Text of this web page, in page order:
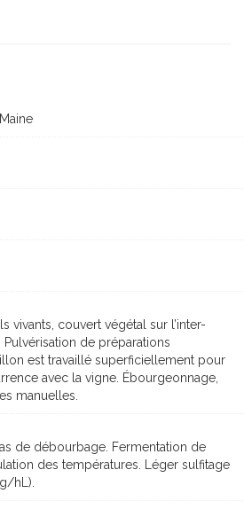
vivants, couvert végétal sur l’inter-
de préparations
est travaillé superficiellement pour
avec la vigne. Ébourgeonnage,
manuelles.
de débourbage. Fermentation de
des températures. Léger sulfitage
hL).